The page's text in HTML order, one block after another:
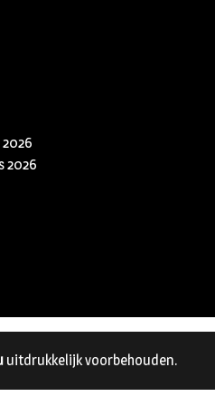
2026
uitdrukkelijk voorbehouden.